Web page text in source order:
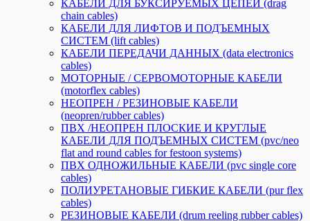
КАБЕЛИ ДЛЯ БУКСИРУЕМЫХ ЦЕПЕЙ (drag
chain cables)
КАБЕЛИ ДЛЯ ЛИФТОВ И ПОДЪЕМНЫХ
СИСТЕМ (lift cables)
КАБЕЛИ ПЕРЕДАЧИ ДАННЫХ (data electronics
cables)
МОТОРНЫЕ / СЕРВОМОТОРНЫЕ КАБЕЛИ
(motorflex cables)
НЕОПРЕН / РЕЗИНОВЫЕ КАБЕЛИ
(neopren/rubber cables)
ПВХ /НЕОПРЕН ПЛОСКИЕ И КРУГЛЫЕ
КАБЕЛИ ДЛЯ ПОДЪЕМНЫХ СИСТЕМ (pvc/neo
flat and round cables for festoon systems)
ПВХ ОДНОЖИЛЬНЫЕ КАБЕЛИ (pvc single core
cables)
ПОЛИУРЕТАНОВЫЕ ГИБКИЕ КАБЕЛИ (pur flex
cables)
РЕЗИНОВЫЕ КАБЕЛИ (drum reeling rubber cables)